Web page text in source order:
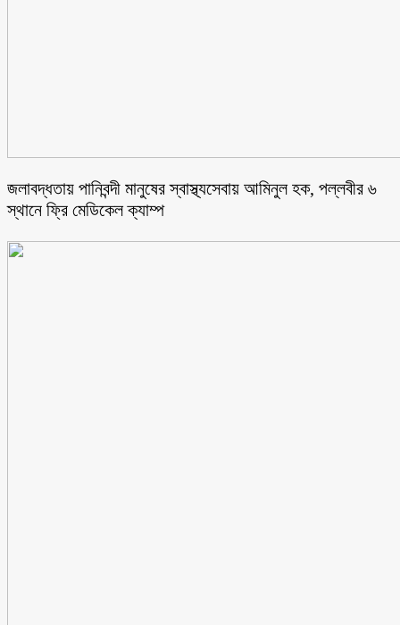
জলাবদ্ধতায় পানিবন্দী মানুষের স্বাস্থ্যসেবায় আমিনুল হক, পল্লবীর ৬
স্থানে ফ্রি মেডিকেল ক্যাম্প